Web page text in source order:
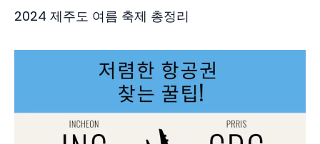
2024 제주도 여름 축제 총정리